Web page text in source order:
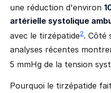
une réduction d'environ
artérielle systolique
avec le tirzépatide2. Côté
analyses récentes
5 mmHg de la tension
Pourquoi le tirzépatide